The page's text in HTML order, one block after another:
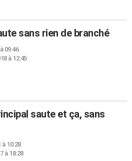
sans rien de branché
09:46
à 12:45
saute et ça, sans
10:28
à 18:28